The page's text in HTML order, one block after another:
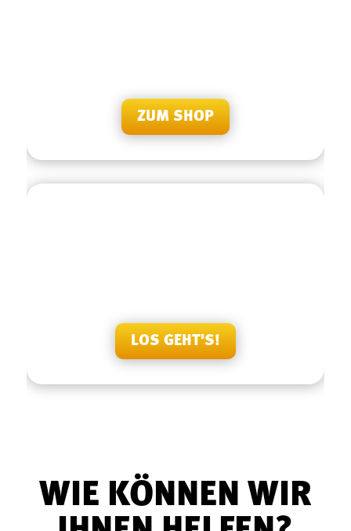
ZUM SHOP
LOS GEHT'S!
WIE KÖNNEN WIR